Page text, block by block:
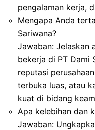
pengalaman kerja,
Mengapa Anda
Sariwana?
Jawaban: Jelaskan
bekerja di PT Dami
reputasi
terbuka luas, atau
kuat di bidang
Apa kelebihan dan
Jawaban: